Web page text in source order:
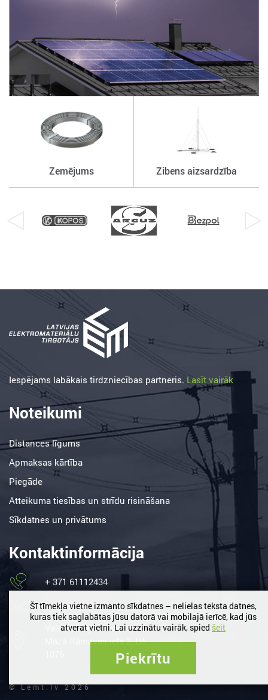
Zemējums Zibens aizsardzība
Iespējams labākais tirdzniecības partneris. Lasīt vairāk
Noteikumi
Distances līgums
Apmaksas kārtība
Piegāde
Atteikuma tiesības un strīdu risināšana
Sīkdatnes un privātums
Kontaktinformācija
+ 371 61112434
birojs@lemt.lv
Valdlauči, Ķekavas nov. /
Mazā Rāmavas iela 2, LV-
© Lemt.lv 2026
Šī tīmekļa vietne izmanto sīkdatnes – nelielas teksta datnes,
kuras tiek saglabātas jūsu datorā vai mobilajā ierīcē, kad jūs
atverat vietni. Lai uzzinātu vairāk, spied šeit
Piekrītu